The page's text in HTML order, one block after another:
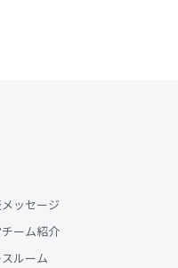
ッセージ
ーム紹介
ルーム